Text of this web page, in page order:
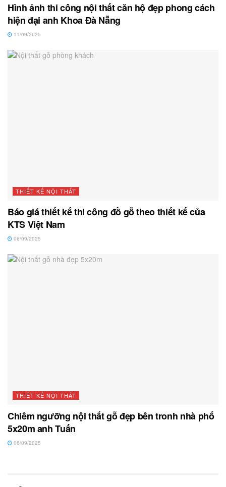
Hình ảnh thi công nội thất căn hộ đẹp phong cách
hiện đại anh Khoa Đà Nẵng
11/09/2025
THIẾT KẾ NỘI THẤT
Báo giá thiết kế thi công đồ gỗ theo thiết kế của
KTS Việt Nam
06/09/2025
THIẾT KẾ NỘI THẤT
Chiêm ngưỡng nội thất gỗ đẹp bên tronh nhà phố
5x20m anh Tuấn
06/09/2025